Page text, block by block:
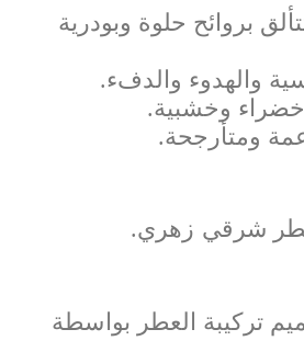
بروائح حلوة وبودرية
والهدوء والدفء.
وخشبية.
ومتأرجحة.
شرقي زهري.
تركيبة العطر بواسطة